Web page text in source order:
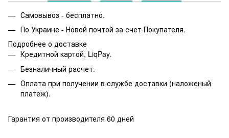
Самовывоз - бесплатно.
По Украине - Новой почтой за счет Покупателя.
Подробнее о доставке
Кредитной картой, LiqPay.
Безналичный расчет.
Оплата при получении в службе доставки (наложеный
платеж).
Гарантия от производителя 60 дней